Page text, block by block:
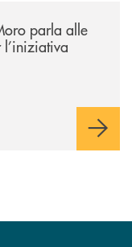
parla alle
l’iniziativa